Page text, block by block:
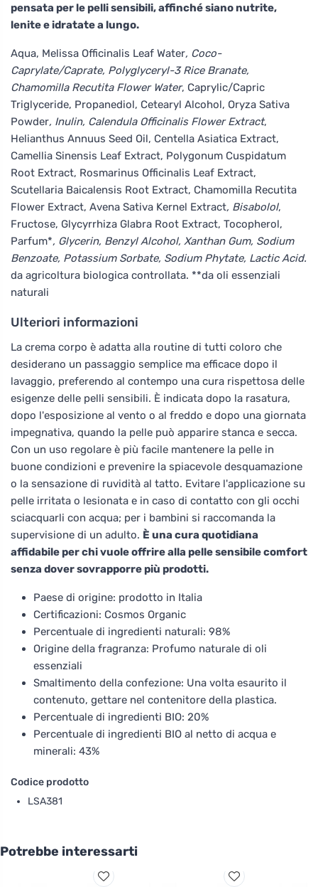
pensata per le pelli sensibili, affinché siano nutrite,
lenite e idratate a lungo.
Aqua, Melissa Officinalis Leaf Water, Coco-
Caprylate/Caprate, Polyglyceryl-3 Rice Branate,
Chamomilla Recutita Flower Water, Caprylic/Capric
Triglyceride, Propanediol, Cetearyl Alcohol, Oryza Sativa
Powder, Inulin, Calendula Officinalis Flower Extract,
Helianthus Annuus Seed Oil, Centella Asiatica Extract,
Camellia Sinensis Leaf Extract, Polygonum Cuspidatum
Root Extract, Rosmarinus Officinalis Leaf Extract,
Scutellaria Baicalensis Root Extract, Chamomilla Recutita
Flower Extract, Avena Sativa Kernel Extract, Bisabolol,
Fructose, Glycyrrhiza Glabra Root Extract, Tocopherol,
Parfum*, Glycerin, Benzyl Alcohol, Xanthan Gum, Sodium
Benzoate, Potassium Sorbate, Sodium Phytate, Lactic Acid.
da agricoltura biologica controllata. **da oli essenziali
naturali
Ulteriori informazioni
La crema corpo è adatta alla routine di tutti coloro che
desiderano un passaggio semplice ma efficace dopo il
lavaggio, preferendo al contempo una cura rispettosa delle
esigenze delle pelli sensibili. È indicata dopo la rasatura,
dopo l'esposizione al vento o al freddo e dopo una giornata
impegnativa, quando la pelle può apparire stanca e secca.
Con un uso regolare è più facile mantenere la pelle in
buone condizioni e prevenire la spiacevole desquamazione
o la sensazione di ruvidità al tatto. Evitare l'applicazione su
pelle irritata o lesionata e in caso di contatto con gli occhi
sciacquarli con acqua; per i bambini si raccomanda la
supervisione di un adulto. È una cura quotidiana
affidabile per chi vuole offrire alla pelle sensibile comfort
senza dover sovrapporre più prodotti.
Paese di origine: prodotto in Italia
Certificazioni: Cosmos Organic
Percentuale di ingredienti naturali: 98%
Origine della fragranza: Profumo naturale di oli
essenziali
Smaltimento della confezione: Una volta esaurito il
contenuto, gettare nel contenitore della plastica.
Percentuale di ingredienti BIO: 20%
Percentuale di ingredienti BIO al netto di acqua e
minerali: 43%
Codice prodotto
LSA381
Potrebbe interessarti